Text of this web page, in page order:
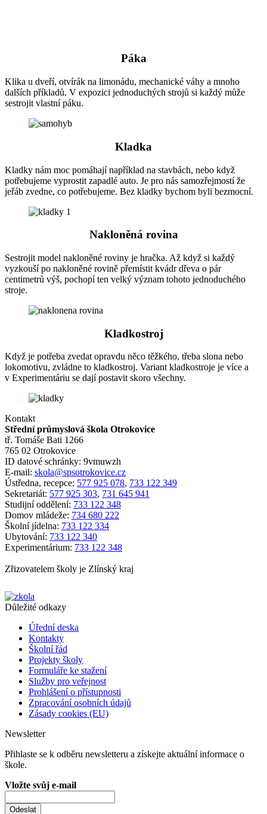
Páka
Klika u dveří, otvírák na limonádu, mechanické váhy a mnoho
dalších příkladů. V expozici jednoduchých strojů si každý může
sestrojit vlastní páku.
Kladka
Kladky nám moc pomáhají například na stavbách, nebo když
potřebujeme vyprostit zapadlé auto. Je pro nás samozřejmostí že
jeřáb zvedne, co potřebujeme. Bez kladky bychom byli bezmocní.
Nakloněná rovina
Sestrojit model nakloněné roviny je hračka. Až když si každý
vyzkouší po nakloněné rovině přemístit kvádr dřeva o pár
centimetrů výš, pochopí ten velký význam tohoto jednoduchého
stroje.
Kladkostroj
Když je potřeba zvedat opravdu něco těžkého, třeba slona nebo
lokomotivu, zvládne to kladkostroj. Variant kladkostroje je více a
v Experimentáriu se dají postavit skoro všechny.
Kontakt
Střední průmyslová škola Otrokovice
tř. Tomáše Bati 1266
765 02 Otrokovice
ID datové schránky: 9vmuwzh
E-mail: skola@spsotrokovice.cz
Ústředna, recepce: 577 925 078, 733 122 349
Sekretariát: 577 925 303, 731 645 941
Studijní oddělení: 733 122 348
Domov mládeže: 734 680 222
Školní jídelna: 733 122 334
Ubytování: 733 122 340
Experimentárium: 733 122 348
Zřizovatelem školy je Zlínský kraj
Důležité odkazy
Úřední deska
Kontakty
Školní řád
Projekty školy
Formuláře ke stažení
Služby pro veřejnost
Prohlášení o přístupnosti
Zpracování osobních údajů
Zásady cookies (EU)
Newsletter
Přihlaste se k odběru newsletteru a získejte aktuální informace o
škole.
Vložte svůj e-mail
Odeslat